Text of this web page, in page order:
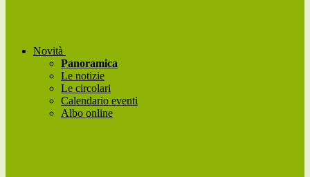
Novità
Panoramica
Le notizie
Le circolari
Calendario eventi
Albo online